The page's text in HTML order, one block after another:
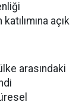
açık
arasındaki